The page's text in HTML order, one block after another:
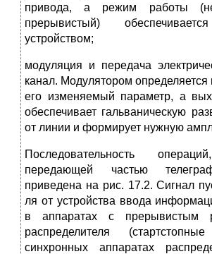
привода, а режим работы
прерывистый)
устройством;
модуляция и передача
канал. Модулято­ром определяется
его изменяемый параметр, а
обеспечивает гальва­ническую
от линии и формирует нужную
Последовательность
передающей частью
приведена на рис. 17.2. Сигнал
ля от устройства ввода
в аппаратах с преры­вистым
распредели­теля
синхронных аппаратах